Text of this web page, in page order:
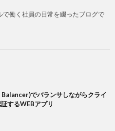
働く社員の日常を綴ったブログで
でバランサしながらクライ
するWEBアプリ